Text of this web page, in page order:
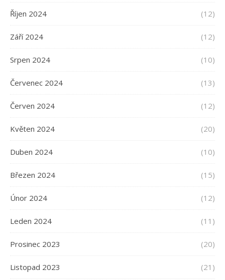
Říjen 2024 (12)
Září 2024 (12)
Srpen 2024 (10)
Červenec 2024 (13)
Červen 2024 (12)
Květen 2024 (20)
Duben 2024 (10)
Březen 2024 (15)
Únor 2024 (12)
Leden 2024 (11)
Prosinec 2023 (20)
Listopad 2023 (21)